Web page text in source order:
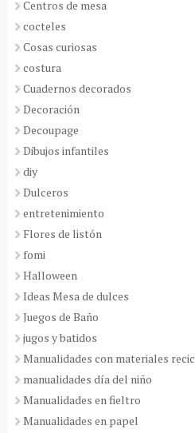
Centros de mesa
cocteles
Cosas curiosas
costura
Cuadernos decorados
Decoración
Decoupage
Dibujos infantiles
diy
Dulceros
entretenimiento
Flores de listón
fomi
Halloween
Ideas Mesa de dulces
Juegos de Baño
jugos y batidos
Manualidades con materiales
manualidades día del niño
Manualidades en fieltro
Manualidades en papel